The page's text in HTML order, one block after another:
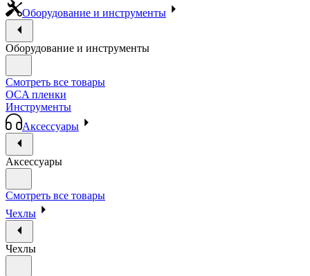
Оборудование и инструменты
Оборудование и инструменты
Смотреть все товары
OCA пленки
Инструменты
Аксессуары
Аксессуары
Смотреть все товары
Чехлы
Чехлы